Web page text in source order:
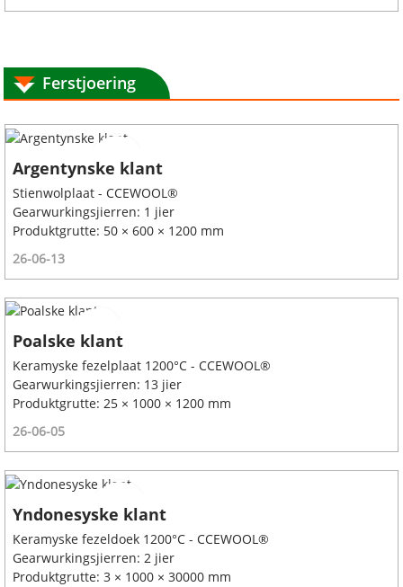
Ferstjoering
Argentynske klant
Stienwolplaat - CCEWOOL®
Gearwurkingsjierren: 1 jier
Produktgrutte: 50 × 600 × 1200 mm
26-06-13
Poalske klant
Keramyske fezelplaat 1200°C - CCEWOOL®
Gearwurkingsjierren: 13 jier
Produktgrutte: 25 × 1000 × 1200 mm
26-06-05
Yndonesyske klant
Keramyske fezeldoek 1200°C - CCEWOOL®
Gearwurkingsjierren: 2 jier
Produktgrutte: 3 × 1000 × 30000 mm